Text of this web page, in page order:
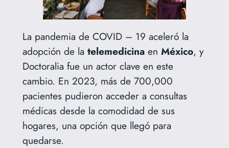
La pandemia de COVID – 19 aceleró la
adopción de la telemedicinaen México, y
Doctoralia fue un actor clave en este
cambio. En 2023, más de 700,000
pacientes pudieron acceder a consultas
médicas desde la comodidad de sus
hogares, una opción que llegó para
quedarse.